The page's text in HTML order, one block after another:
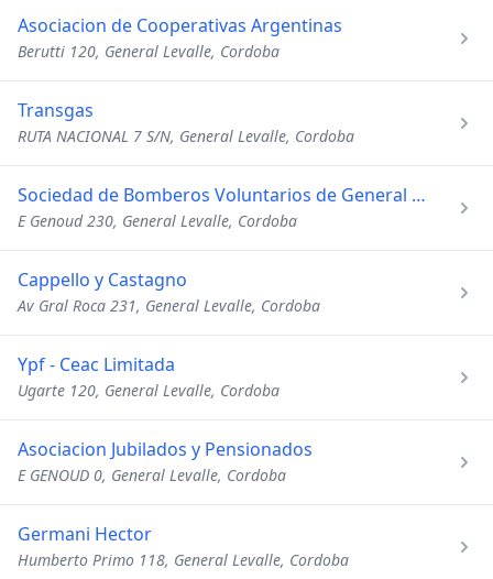
Asociacion de Cooperativas Argentinas
Berutti 120, General Levalle, Cordoba
Transgas
RUTA NACIONAL 7 S/N, General Levalle, Cordoba
Sociedad de Bomberos Voluntarios de General Lev
E Genoud 230, General Levalle, Cordoba
Cappello y Castagno
Av Gral Roca 231, General Levalle, Cordoba
Ypf - Ceac Limitada
Ugarte 120, General Levalle, Cordoba
Asociacion Jubilados y Pensionados
E GENOUD 0, General Levalle, Cordoba
Germani Hector
Humberto Primo 118, General Levalle, Cordoba